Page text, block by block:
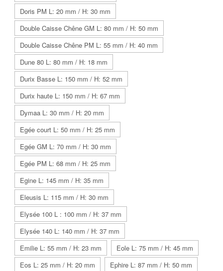
Doris PM L: 20 mm / H: 30 mm
Double Caisse Chêne GM L: 80 mm / H: 50 mm
Double Caisse Chêne PM L: 55 mm / H: 40 mm
Dune 80 L: 80 mm / H: 18 mm
Durix Basse L: 150 mm / H: 52 mm
Durix haute L: 150 mm / H: 67 mm
Dymaa L: 30 mm / H: 20 mm
Egée court L: 50 mm / H: 25 mm
Egée GM L: 70 mm / H: 30 mm
Egée PM L: 68 mm / H: 25 mm
Egine L: 145 mm / H: 35 mm
Eleusis L: 115 mm / H: 30 mm
Elysée 100 L : 100 mm / H: 37 mm
Elysée 140 L: 140 mm / H: 37 mm
Emilie L: 55 mm / H: 23 mm
Eole L: 75 mm / H: 45 mm
Eos L: 25 mm / H: 20 mm
Ephire L: 87 mm / H: 50 mm